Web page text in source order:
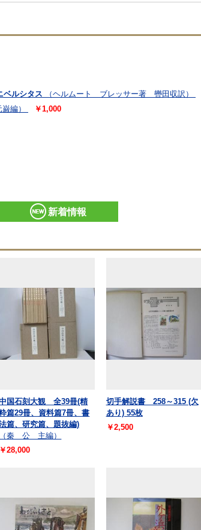
ルシタス
（ヘルムート ブレッサー著 轡田収訳）
編）
￥1,000
新着情報
国石刻大観 全39冊(精
篇29冊、資料篇7冊、書
篇、研究篇、題抜編)
（秦 公 主編）
￥28,000
切手解説書 258～315 (欠
あり) 55枚
￥2,500